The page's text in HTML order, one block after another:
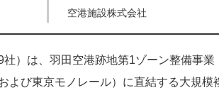
空港施設株式会社
）は、羽田空港跡地第1ゾーン整備事業
よび東京モノレール）に直結する大規模